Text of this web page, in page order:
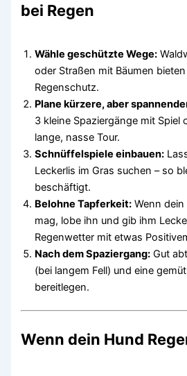
bei Regen
Wähle geschützte Wege:
oder Straßen mit Bäumen
Regenschutz.
Plane kürzere, aber
3 kleine Spaziergänge mit Spiel
lange, nasse Tour.
Schnüffelspiele einbauen:
Leckerlis im Gras suchen – so
beschäftigt.
Belohne Tapferkeit: Wenn
mag, lobe ihn und gib ihm
Regenwetter mit etwas
Nach dem Spaziergang: Gut
(bei langem Fell) und eine
bereitlegen.
Wenn dein Hund